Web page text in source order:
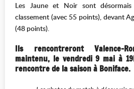
Les Jaune et Noir sont
classement (avec 55 points), devant
(48 points).
Ils rencontreront Valence-
maintenu, le vendredi 9 mai à
rencontre de la saison à Boniface.